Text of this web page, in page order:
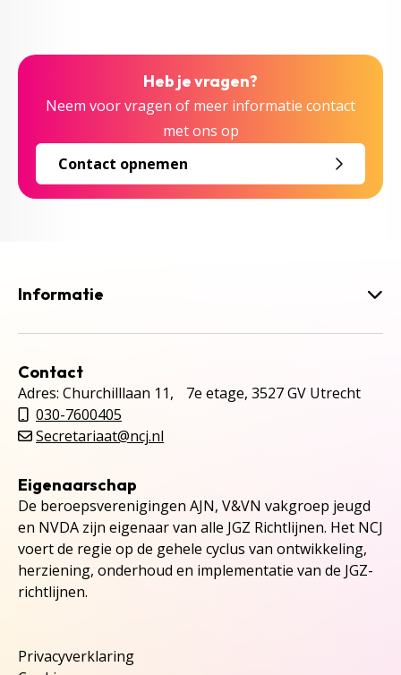
Heb je vragen?
Neem voor vragen of meer informatie contact
met ons op
Contact opnemen
Informatie
Contact
Adres: Churchilllaan 11, 7e etage, 3527 GV Utrecht
030-7600405
Secretariaat@ncj.nl
Eigenaarschap
De beroepsverenigingen AJN, V&VN vakgroep jeugd
en NVDA zijn eigenaar van alle JGZ Richtlijnen. Het NCJ
voert de regie op de gehele cyclus van ontwikkeling,
herziening, onderhoud en implementatie van de JGZ-
richtlijnen.
Privacyverklaring